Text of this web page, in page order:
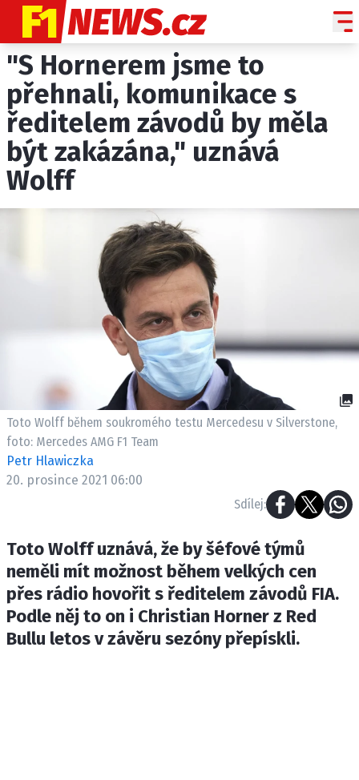
NOVINKY
GRAND PRIX
PADDOCK LINE
TECHNIKA
PROFILY TÝMŮ
ROZHOVORY
OSTATNÍ
SLEDUJTE NÁS NA|
ETICKÝ KODEX
KONTAKT
VYDAVATEL
INZERCE
Provozovatelem serveru F1NEWS.cz je
INCORP MEDIA GROUP s.r.o., IČ: 118 23 054
"S Hornerem jsme to
přehnali, komunikace s
ředitelem závodů by měla
být zakázána," uznává
Wolff
Toto Wolff během soukromého testu Mercedesu v Silverstone,
foto: Mercedes AMG F1 Team
Petr Hlawiczka
20. prosince 2021 06:00
Sdílej:
Toto Wolff uznává, že by šéfové týmů
neměli mít možnost během velkých cen
přes rádio hovořit s ředitelem závodů FIA.
Podle něj to on i Christian Horner z Red
Bullu letos v závěru sezóny přepískli.